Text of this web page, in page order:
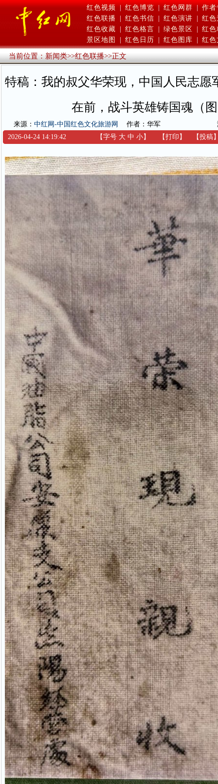
红色视频 | 红色博览 | 红色网群 | 作者
红色联播
红色书信 红色演讲
红色
红色收藏
红色格言 绿色景区
红色
景区地图
红色日历 红色图库 红色
当前位置：新闻类>>红色联播>>正文
特稿：我的叔父华荣现，中国人民志愿
在前，战斗英雄铸国魂（
来源： 中红网-中国红色文化旅游网 作者：华军
2026-04-24 14:19:42
【字号 大 中 小】 【打印 】 【投稿